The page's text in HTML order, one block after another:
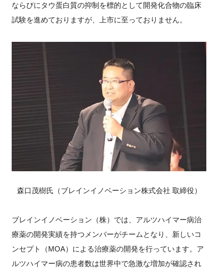
ならびにタウ蛋白質の抑制を標的として開発化合物の臨床
試験を進めておりますが、上市に至っておりません。
森口茂樹氏（ブレインイノベーション株式会社 取締役）
ブレインイノベーション（株）では、アルツハイマー病治
療薬の開発実績を持つメンバーがチームとなり、新しいコ
ンセプト（MOA）による治療薬の開発を行っています。ア
ルツハイマー病の患者数は世界中で急激な増加が確認され